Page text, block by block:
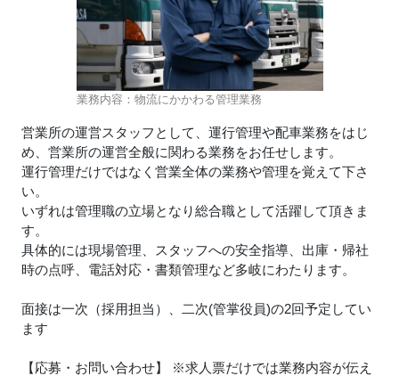
業務内容：物流にかかわる管理業務
営業所の運営スタッフとして、運行管理や配車業務をはじ
め、営業所の運営全般に関わる業務をお任せします。
運行管理だけではなく営業全体の業務や管理を覚えて下さ
い。
いずれは管理職の立場となり総合職として活躍して頂きま
す。
具体的には現場管理、スタッフへの安全指導、出庫・帰社
時の点呼、電話対応・書類管理など多岐にわたります。
面接は一次（採用担当）、二次(管掌役員)の2回予定してい
ます
【応募・お問い合わせ】 ※求人票だけでは業務内容が伝え